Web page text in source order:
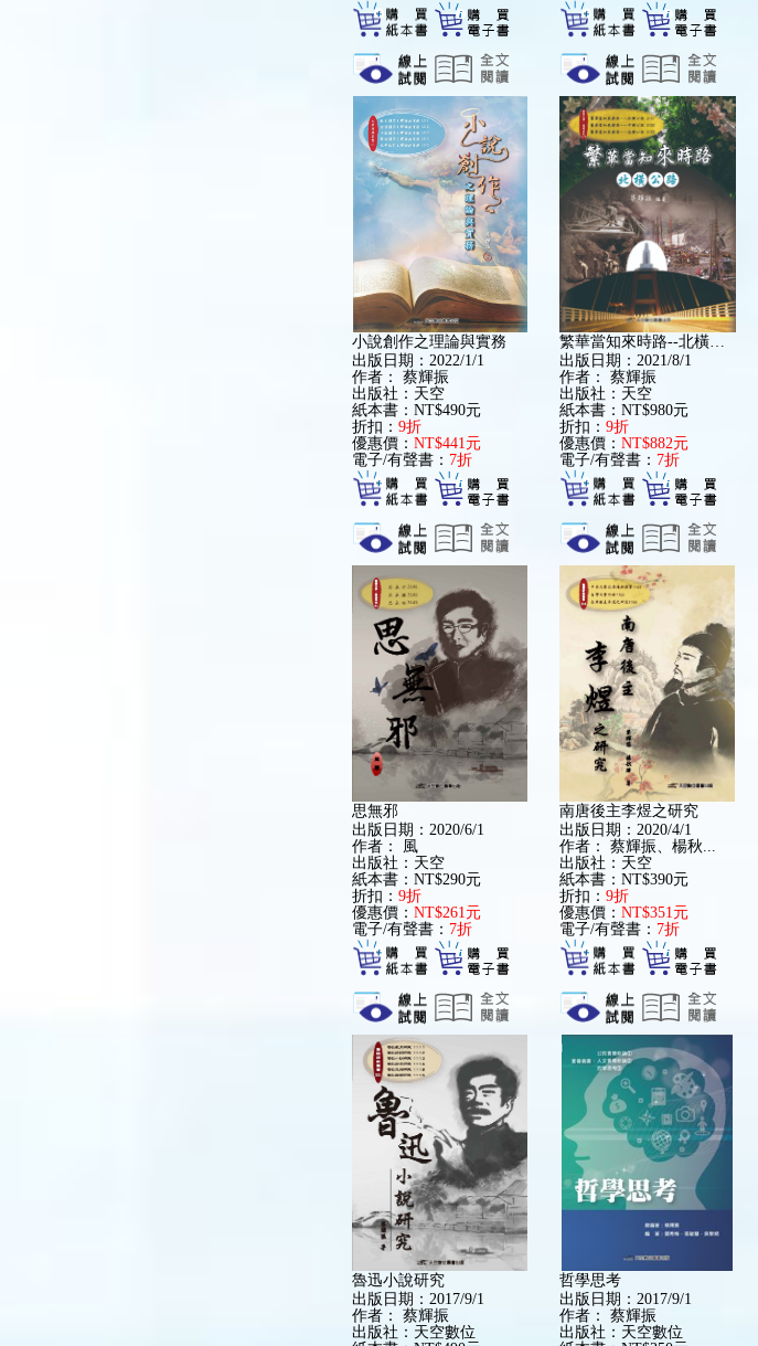
小說創作之理論與實務
出版日期：2022/1/1
作者：
蔡輝振
出版社：天空
紙本書：NT$490元
折扣： 9折
優惠價： NT$441元
電子/有聲書： 7折
繁華當知來時路--北橫公路（彩色）
出版日期：2021/8/1
作者：
蔡輝振
出版社：天空
紙本書：NT$980元
折扣： 9折
優惠價： NT$882元
電子/有聲書： 7折
思無邪
出版日期：2020/6/1
作者：
風
出版社：天空
紙本書：NT$290元
折扣： 9折
優惠價： NT$261元
電子/有聲書： 7折
南唐後主李煜之研究
出版日期：2020/4/1
作者：
蔡輝振、楊秋...
出版社：天空
紙本書：NT$390元
折扣： 9折
優惠價： NT$351元
電子/有聲書： 7折
魯迅小說研究
出版日期：2017/9/1
作者：
蔡輝振
出版社：天空數位
哲學思考
出版日期：2017/9/1
作者：
蔡輝振
出版社：天空數位